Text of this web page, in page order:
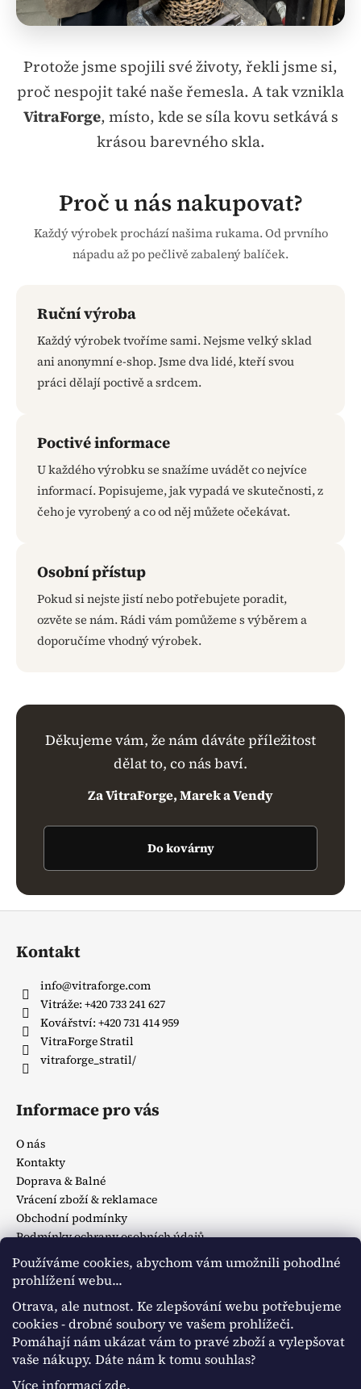
Používáme cookies, abychom vám umožnili pohodlné
prohlížení webu...
Otrava, ale nutnost. Ke zlepšování webu potřebujeme
cookies - drobné soubory ve vašem prohlížeči.
Pomáhají nám ukázat vám to pravé zboží a vylepšovat
vaše nákupy. Dáte nám k tomu souhlas?
Více informacízde.
Protože jsme spojili své životy, řekli jsme si,
proč nespojit také naše řemesla. A tak vznikla
VitraForge, místo, kde se síla kovu setkává s
krásou barevného skla.
Proč u nás nakupovat?
Každý výrobek prochází našima rukama. Od prvního
nápadu až po pečlivě zabalený balíček.
Ruční výroba
Každý výrobek tvoříme sami. Nejsme velký sklad
ani anonymní e-shop. Jsme dva lidé, kteří svou
práci dělají poctivě a srdcem.
Poctivé informace
U každého výrobku se snažíme uvádět co nejvíce
informací. Popisujeme, jak vypadá ve skutečnosti, z
čeho je vyrobený a co od něj můžete očekávat.
Osobní přístup
Pokud si nejste jistí nebo potřebujete poradit,
ozvěte se nám. Rádi vám pomůžeme s výběrem a
doporučíme vhodný výrobek.
Děkujeme vám, že nám dáváte příležitost
dělat to, co nás baví.
Za VitraForge, Marek a Vendy
Do kovárny
Z
Kontakt
info@vitraforge.com
Vitráže: +420 733 241 627
Kovářství: +420 731 414 959
VitraForge Stratil
vitraforge_stratil/
Informace pro vás
O nás
Kontakty
Doprava & Balné
Vrácení zboží & reklamace
Obchodní podmínky
Podmínky ochrany osobních údajů
Cookies
Instagram
Facebook